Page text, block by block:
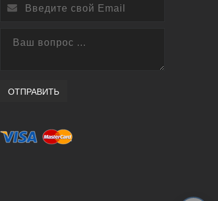
ОТПРАВИТЬ